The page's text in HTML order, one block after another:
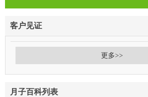
客户见证
更多>>
月子百科列表